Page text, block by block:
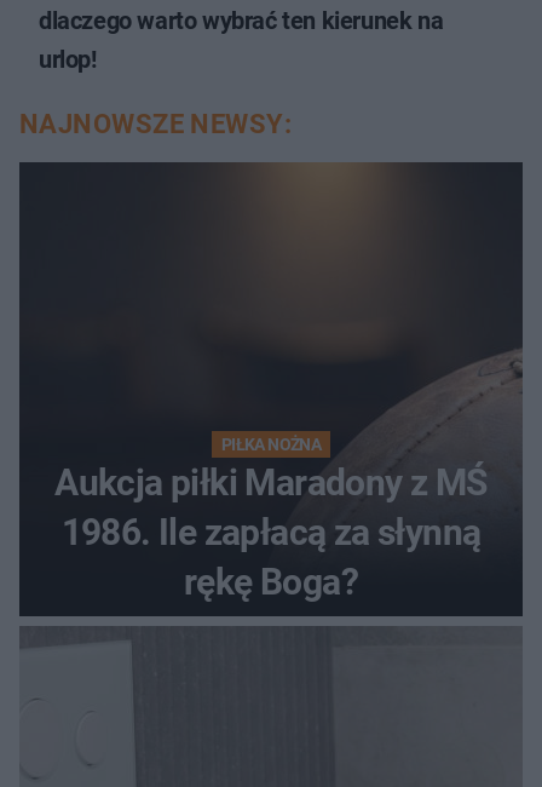
dlaczego warto wybrać ten kierunek na
urlop!
NAJNOWSZE NEWSY:
PIŁKA NOŻNA
Aukcja piłki Maradony z MŚ
1986. Ile zapłacą za słynną
rękę Boga?